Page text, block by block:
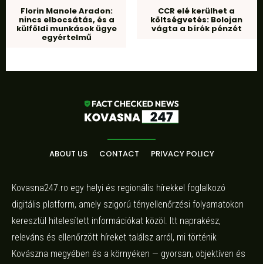
Florin Manole Aradon:
nincs elbocsátás, és a
külföldi munkások ügye
egyértelmű
CCR elé kerülhet a
költségvetés: Bolojan
vágta a bírók pénzét
ABOUT US CONTACT PRIVACY POLICY
Kovasna247.ro egy helyi és regionális hírekkel foglalkozó
digitális platform, amely szigorú tényellenőrzési folyamatokon
keresztül hitelesített információkat közöl. Itt naprakész,
releváns és ellenőrzött híreket találsz arról, mi történik
Kovászna megyében és a környéken — gyorsan, objektíven és